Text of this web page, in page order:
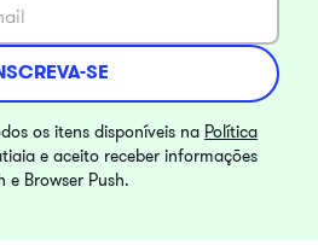
SE
os itens disponíveis na Política
e aceito receber informações
e Browser Push.